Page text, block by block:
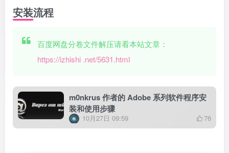
安装流程
百度网盘分卷文件解压请看本站文章：
https://izhishi .net/5631.html
m0nkrus 作者的 Adobe 系列软件程序安
装和使用步骤
10月27日 09:59 76